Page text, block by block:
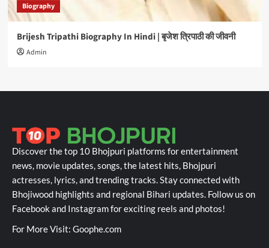
Biography
Brijesh Tripathi Biography In Hindi | बृजेश त्रिपाठी की जीवनी
Admin
Discover the top 10 Bhojpuri platforms for entertainment
news, movie updates, songs, the latest hits, Bhojpuri
actresses, lyrics, and trending tracks. Stay connected with
Bhojiwood highlights and regional Bihari updates. Follow us on
Facebook and Instagram for exciting reels and photos!
For More Visit: Goophe.com